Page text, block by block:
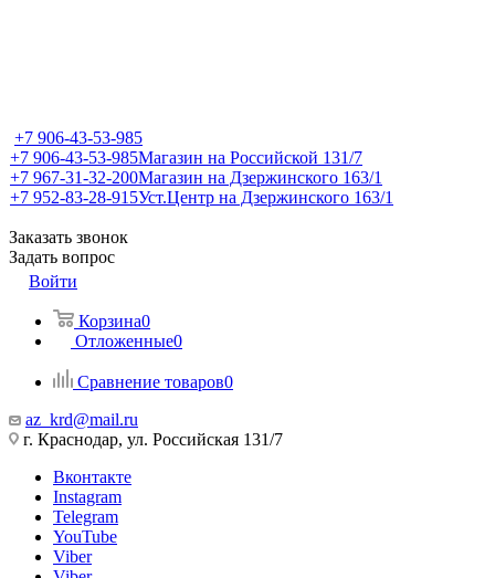
+7 906-43-53-985
+7 906-43-53-985Магазин на Российской 131/7
+7 967-31-32-200Магазин на Дзержинского 163/1
+7 952-83-28-915Уст.Центр на Дзержинского 163/1
Заказать звонок
Задать вопрос
Войти
Корзина0
Отложенные0
Сравнение товаров0
az_krd@mail.ru
г. Краснодар, ул. Российская 131/7
Вконтакте
Instagram
Telegram
YouTube
Viber